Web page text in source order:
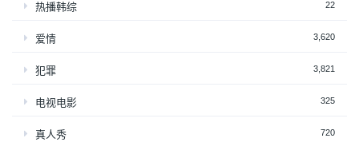
热播韩综 22
爱情 3,620
犯罪 3,821
电视电影 325
真人秀 720